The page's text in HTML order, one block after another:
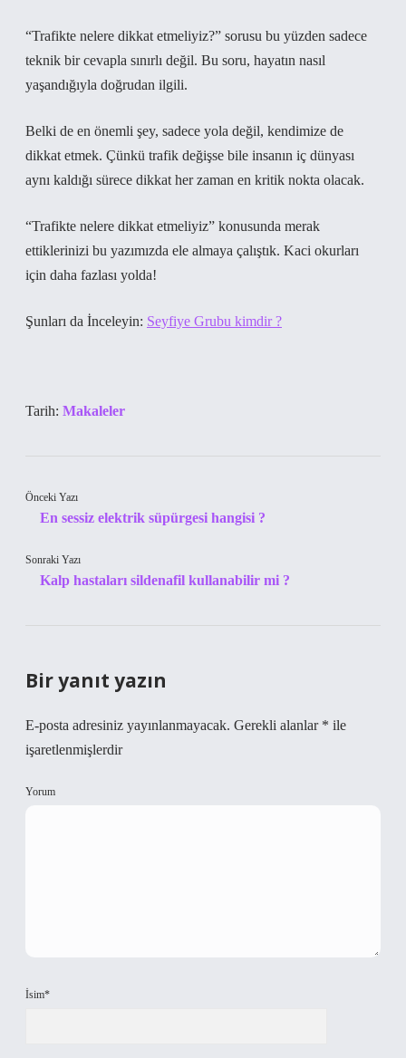
“Trafikte nelere dikkat etmeliyiz?” sorusu bu yüzden sadece
teknik bir cevapla sınırlı değil. Bu soru, hayatın nasıl
yaşandığıyla doğrudan ilgili.
Belki de en önemli şey, sadece yola değil, kendimize de
dikkat etmek. Çünkü trafik değişse bile insanın iç dünyası
aynı kaldığı sürece dikkat her zaman en kritik nokta olacak.
“Trafikte nelere dikkat etmeliyiz” konusunda merak
ettiklerinizi bu yazımızda ele almaya çalıştık. Kaci okurları
için daha fazlası yolda!
Şunları da İnceleyin: Seyfiye Grubu kimdir ?
Tarih: Makaleler
Önceki Yazı
En sessiz elektrik süpürgesi hangisi ?
Sonraki Yazı
Kalp hastaları sildenafil kullanabilir mi ?
Bir yanıt yazın
E-posta adresiniz yayınlanmayacak. Gerekli alanlar * ile
işaretlenmişlerdir
Yorum
İsim*